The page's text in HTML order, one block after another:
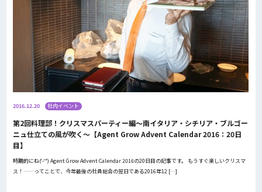
2016.12.20 社内イベント
第2回料理部！クリスマスパーティー編〜南イタリア・シチリア・ブルゴー
ニュ仕立ての風が吹く〜【Agent Grow Advent Calendar 2016：20日
目】
時期的にね(‘-‘*) Agent Grow Advent Calendar 2016の20日目の記事です。 もうすぐ楽しいクリスマ
ス！……ってことで、今年最後の社員総会の翌日である2016年12 […]